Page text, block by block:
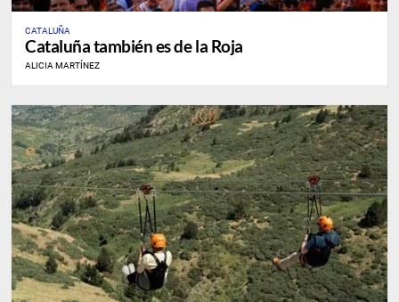
CATALUÑA
Cataluña también es de la Roja
ALICIA MARTÍNEZ